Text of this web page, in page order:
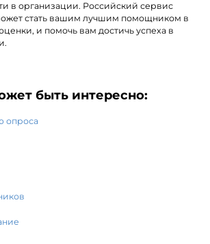
в организации. Российский сервис
стать вашим лучшим помощником в
и помочь вам достичь успеха в
быть интересно:
опроса